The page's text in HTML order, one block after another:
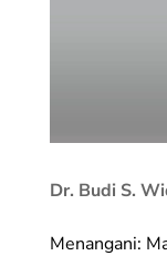
Dr. Budi S.
Menangani: